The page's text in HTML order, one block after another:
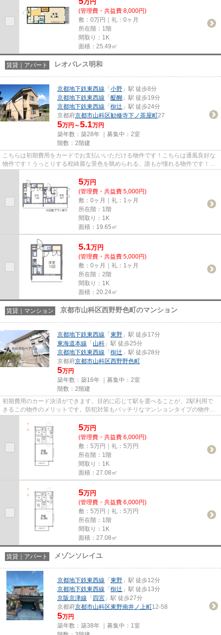
万円
(管理費・共益費 8,000円)
敷：0万円｜礼：0ヶ月
所在階：1階
間取り：1K
面積：25.49㎡
賃貸｜アパート レオパレス明和
京都地下鉄東西線 「 小野 」駅 徒歩8分
京都地下鉄東西線 「 醍醐 」駅 徒歩19分
京都地下鉄東西線 「 椥辻 」駅 徒歩24分
京都府京都市山科区勧修寺下ノ茶屋町27
5万円～5.1万円
築年数：築28年 ｜募集中： 2室
階数：2階建
こちらは初期費用をカードでお支払いいただける物件です！こちらは通風良好な
物件です！うっとりする程綺麗な景色を眺められる、誰もが憧れる物件です！気
5万円
(管理費・共益費 5,000円)
敷：0ヶ月｜礼：1ヶ月
所在階：1階
間取り：1K
面積：19.65㎡
5.1万円
(管理費・共益費 5,000円)
敷：0ヶ月｜礼：1ヶ月
所在階：2階
間取り：1K
面積：20.24㎡
賃貸｜マンション 京都市山科区西野野色町のマンション
京都地下鉄東西線 「 東野 」駅 徒歩17分
東海道本線 「 山科 」駅 徒歩25分
京都地下鉄東西線 「 椥辻 」駅 徒歩28分
京都府京都市山科区西野野色町
5万円
築年数：築16年 ｜募集中： 2室
階数：2階建
初期費用のカード決済ができます。目的に応じて駅を選べることが、2駅利用で
きるこの物件のメリットです。防犯対策もバッチリなマンションタイプの物件で
5万円
(管理費・共益費 6,000円)
敷：5万円｜礼：5万円
所在階：1階
間取り：1K
面積：27.08㎡
5万円
(管理費・共益費 6,000円)
敷：5万円｜礼：5万円
所在階：1階
間取り：1K
面積：27.08㎡
賃貸｜アパート メゾンソレイユ
京都地下鉄東西線 「 東野 」駅 徒歩12分
京都地下鉄東西線 「 椥辻 」駅 徒歩13分
京阪京津線 「 四宮 」駅 徒歩27分
京都府京都市山科区東野南井ノ上町12-58
5万円
築年数：築38年 ｜募集中： 1室